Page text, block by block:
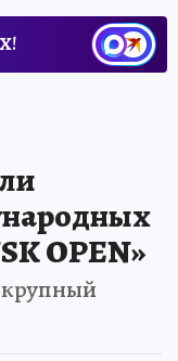
OPEN»
крупный